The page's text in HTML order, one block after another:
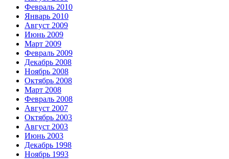
Февраль 2010
Январь 2010
Август 2009
Июнь 2009
Март 2009
Февраль 2009
Декабрь 2008
Ноябрь 2008
Октябрь 2008
Март 2008
Февраль 2008
Август 2007
Октябрь 2003
Август 2003
Июнь 2003
Декабрь 1998
Ноябрь 1993